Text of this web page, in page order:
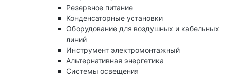
Резервное питание
Конденсаторные установки
Оборудование для воздушных и кабельных
линий
Инструмент электромонтажный
Альтернативная энергетика
Системы освещения